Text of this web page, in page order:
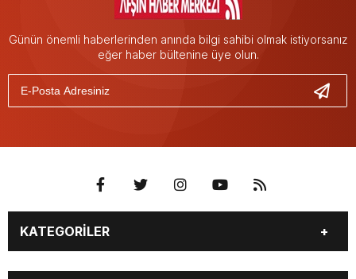
Günün önemli haberlerinden anında bilgi sahibi olmak istiyorsanız
eğer haber bültenine üye olun.
KATEGORİLER
EĞİTİM
EKONOMİ